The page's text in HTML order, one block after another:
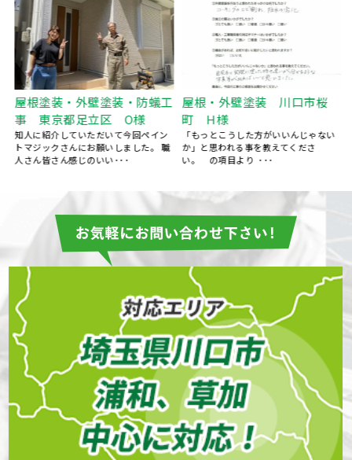
屋根塗装・外壁塗装・防蟻工
事 東京都足立区 O様
知人に紹介していただいて今回ペイン
トマジックさんにお願いしました。 職
人さん皆さん感じのいい･･･
屋根・外壁塗装 川口市桜
町 H様
「もっとこうした方がいいんじゃない
か」と思われる事を教えてくださ
い。 の項目より ･･･